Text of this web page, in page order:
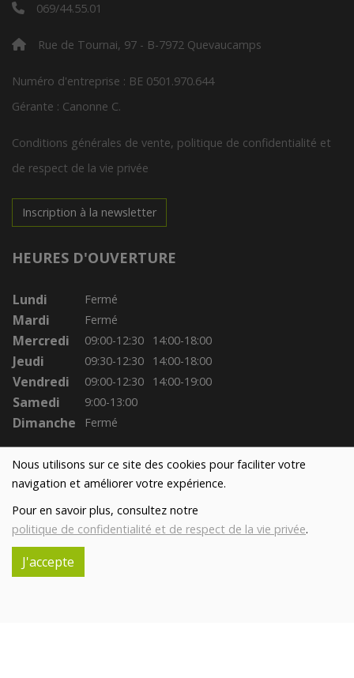
Nous utilisons sur ce site des cookies pour faciliter votre
navigation et améliorer votre expérience.
Pour en savoir plus, consultez notre
politique de confidentialité et de respect de la vie privée.
J'accepte
069/44.55.01
Rue de Tournai, 97 - B-7972 Quevaucamps
Numéro d'entreprise : BE 0501.970.644
Gérante : Canonne C.
Conditions générales de vente, politique de confidentialité et
de respect de la vie privée
Inscription à la newsletter
HEURES D'OUVERTURE
Lundi Fermé
Mardi Fermé
Mercredi 09:00-12:30 14:00-18:00
Jeudi 09:30-12:30 14:00-18:00
Vendredi 09:00-12:30 14:00-19:00
Samedi 9:00-13:00
Dimanche Fermé